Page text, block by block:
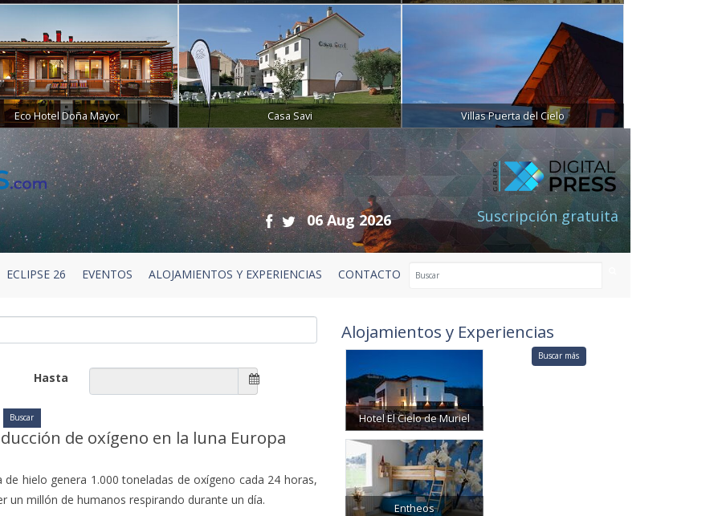
Eco Hotel Doña Mayor Casa Savi Villas Puerta del Cielo
06 Aug 2026 Suscripción gratuita
ECLIPSE 26 EVENTOS ALOJAMIENTOS Y EXPERIENCIAS CONTACTO
Hasta
de oxígeno en la luna Europa
de hielo genera 1.000 toneladas de oxígeno cada 24 horas,
un millón de humanos respirando durante un día.
Alojamientos y Experiencias
Hotel El Cielo de Muriel
Entheos
Buscar más